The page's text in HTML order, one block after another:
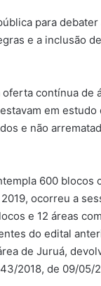
para
e a inclusão
contínua de
em
e não
600 blocos
ocorreu a
e 12 áreas
do edital
de Juruá,
2018, de 09/05/